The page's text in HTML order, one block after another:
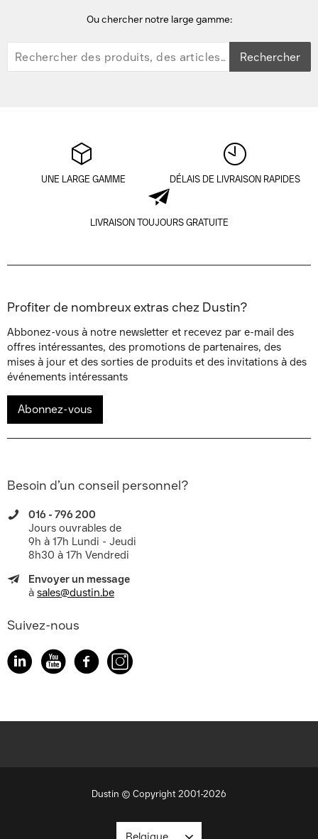
Ou chercher notre large gamme:
Rechercher
UNE LARGE GAMME DÉLAIS DE LIVRAISON RAPIDES
LIVRAISON TOUJOURS GRATUITE
Profiter de nombreux extras chez Dustin?
Abbonez-vous à notre newsletter et recevez par e-mail des
offres intéressantes, des promotions de partenaires, des
mises à jour et des sorties de produits et des invitations à des
événements intéressants
Abonnez-vous
Besoin d’un conseil personnel?
016 - 796 200
Jours ouvrables de
9h à 17h Lundi - Jeudi
8h30 à 17h Vendredi
Envoyer un message
à sales@dustin.be
Suivez-nous
Dustin © Copyright 2001-2026